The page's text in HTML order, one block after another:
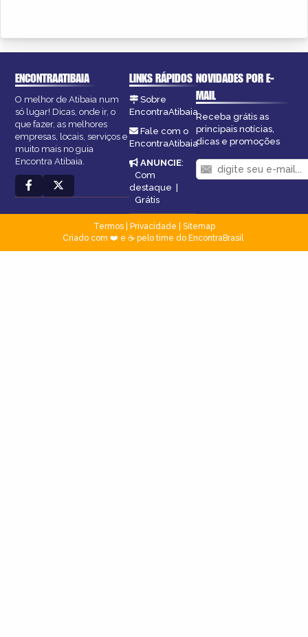
ENCONTRAATIBAIA
O melhor de Atibaia num
só lugar! Dicas, onde ir, o
que fazer, as melhores
empresas, locais, serviços e
muito mais no guia
Encontra Atibaia.
LINKS RÁPIDOS
Sobre
EncontraAtibaia
Fale com o
EncontraAtibaia
ANUNCIE:
Com
destaque |
Grátis
NOVIDADES POR E-
MAIL
Receba grátis as
principais notícias,
dicas e promoções
Termos| Privacidade
Sitemap
Criado com ❤️ e ☕ pelo time do EncontraBrasil